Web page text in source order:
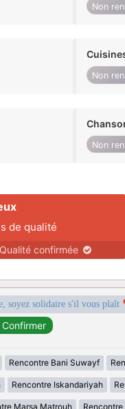
Non
Non
Non
de qualité
Qualité confirmée
soyez solidaire s'il vous plaît
Rencontre Bani Suwayf
Rencontre Iskandariyah
Marsa Matrouh